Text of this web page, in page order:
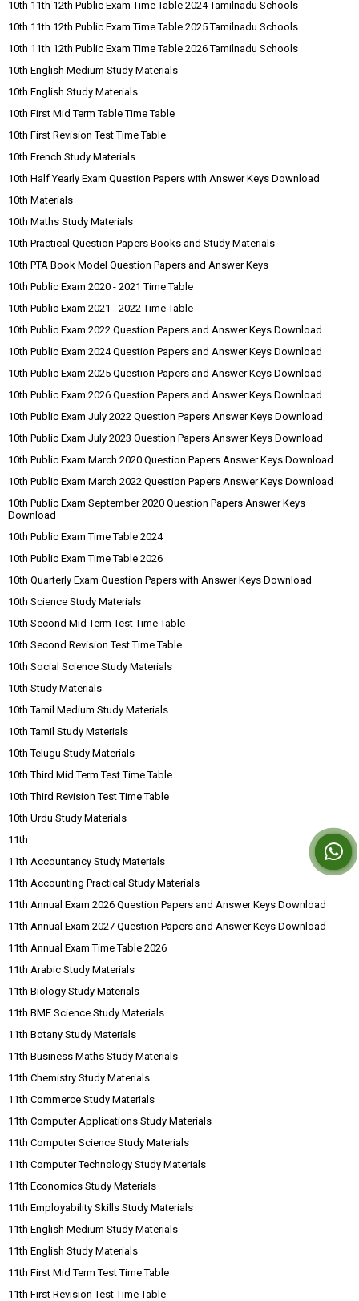
10th 11th 12th Public Exam Time Table 2024 Tamilnadu Schools
10th 11th 12th Public Exam Time Table 2025 Tamilnadu Schools
10th 11th 12th Public Exam Time Table 2026 Tamilnadu Schools
10th English Medium Study Materials
10th English Study Materials
10th First Mid Term Table Time Table
10th First Revision Test Time Table
10th French Study Materials
10th Half Yearly Exam Question Papers with Answer Keys Download
10th Materials
10th Maths Study Materials
10th Practical Question Papers Books and Study Materials
10th PTA Book Model Question Papers and Answer Keys
10th Public Exam 2020 - 2021 Time Table
10th Public Exam 2021 - 2022 Time Table
10th Public Exam 2022 Question Papers and Answer Keys Download
10th Public Exam 2024 Question Papers and Answer Keys Download
10th Public Exam 2025 Question Papers and Answer Keys Download
10th Public Exam 2026 Question Papers and Answer Keys Download
10th Public Exam July 2022 Question Papers Answer Keys Download
10th Public Exam July 2023 Question Papers Answer Keys Download
10th Public Exam March 2020 Question Papers Answer Keys Download
10th Public Exam March 2022 Question Papers Answer Keys Download
10th Public Exam September 2020 Question Papers Answer Keys
Download
10th Public Exam Time Table 2024
10th Public Exam Time Table 2026
10th Quarterly Exam Question Papers with Answer Keys Download
10th Science Study Materials
10th Second Mid Term Test Time Table
10th Second Revision Test Time Table
10th Social Science Study Materials
10th Study Materials
10th Tamil Medium Study Materials
10th Tamil Study Materials
10th Telugu Study Materials
10th Third Mid Term Test Time Table
10th Third Revision Test Time Table
10th Urdu Study Materials
11th
11th Accountancy Study Materials
11th Accounting Practical Study Materials
11th Annual Exam 2026 Question Papers and Answer Keys Download
11th Annual Exam 2027 Question Papers and Answer Keys Download
11th Annual Exam Time Table 2026
11th Arabic Study Materials
11th Biology Study Materials
11th BME Science Study Materials
11th Botany Study Materials
11th Business Maths Study Materials
11th Chemistry Study Materials
11th Commerce Study Materials
11th Computer Applications Study Materials
11th Computer Science Study Materials
11th Computer Technology Study Materials
11th Economics Study Materials
11th Employability Skills Study Materials
11th English Medium Study Materials
11th English Study Materials
11th First Mid Term Test Time Table
11th First Revision Test Time Table